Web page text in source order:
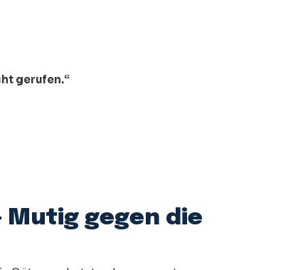
gerufen.“
Mutig gegen die